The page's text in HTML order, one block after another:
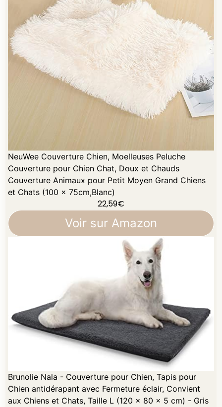
NeuWee Couverture Chien, Moelleuses Peluche
Couverture pour Chien Chat, Doux et Chauds
Couverture Animaux pour Petit Moyen Grand Chiens
et Chats (100 x 75cm,Blanc)
22,59€
Voir sur Amazon
Brunolie Nala - Couverture pour Chien, Tapis pour
Chien antidérapant avec Fermeture éclair, Convient
aux Chiens et Chats, Taille L (120 x 80 x 5 cm) - Gris